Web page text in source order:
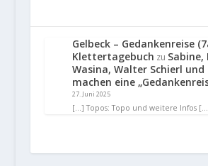
Gelbeck – Gedankenreise
Klettertagebuch zu Sabine,
Wasina, Walter Schierl und
machen eine
27. Juni 2025
[…] Topos: Topo und weitere Infos